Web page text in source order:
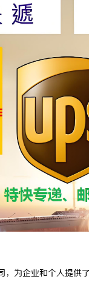
为企业和个人提供
配眼镜 上海配眼镜